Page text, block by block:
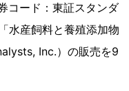
コード：東証スタンダ
水産飼料と養殖添加物
Inc.）の販売を9